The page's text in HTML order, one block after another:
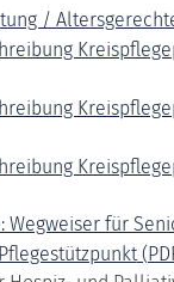
/
Wegweiser für